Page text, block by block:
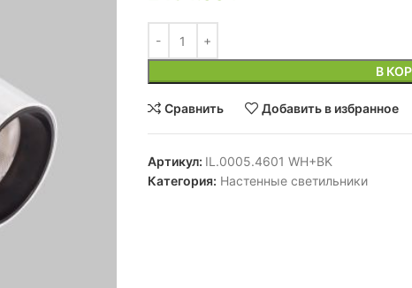
В
Сравнить Добавить в избранное
Артикул: IL.0005.4601 WH+BK
Категория: Настенные светильники